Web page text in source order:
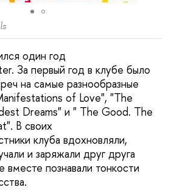
один год
За первый год в клубе было
на самые разнообразные
of Love", "The
Dreams" и " The Good. The
В своих
клуба вдохновляли,
и заряжали друг друга
познавали тонкости